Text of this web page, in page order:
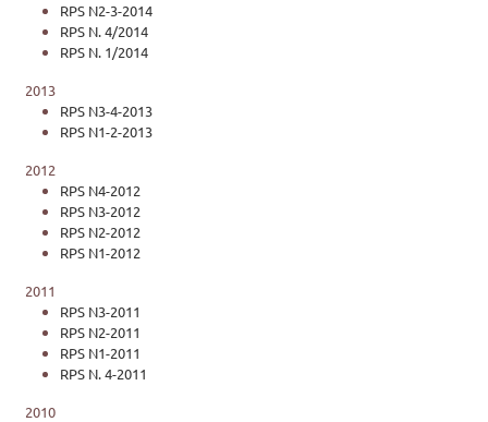
RPS N2-3-2014
RPS N. 4/2014
RPS N. 1/2014
2013
RPS N3-4-2013
RPS N1-2-2013
2012
RPS N4-2012
RPS N3-2012
RPS N2-2012
RPS N1-2012
2011
RPS N3-2011
RPS N2-2011
RPS N1-2011
RPS N. 4-2011
2010